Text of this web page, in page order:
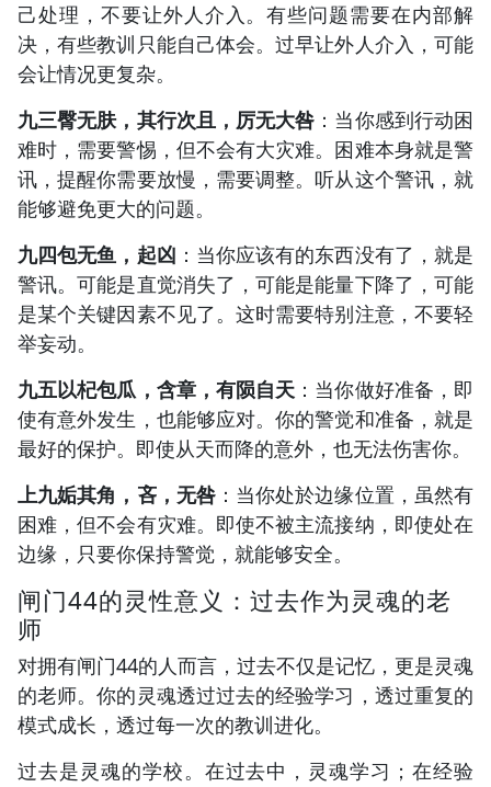
己处理，不要让外人介入。有些问题需要在内部解
决，有些教训只能自己体会。过早让外人介入，可能
会让情况更复杂。
九三臀无肤，其行次且，厉无大咎 ：当你感到行动困
难时，需要警惕，但不会有大灾难。困难本身就是警
讯，提醒你需要放慢，需要调整。听从这个警讯，就
能够避免更大的问题。
九四包无鱼，起凶 ：当你应该有的东西没有了，就是
警讯。可能是直觉消失了，可能是能量下降了，可能
是某个关键因素不见了。这时需要特别注意，不要轻
举妄动。
九五以杞包瓜，含章，有陨自天 ：当你做好准备，即
使有意外发生，也能够应对。你的警觉和准备，就是
最好的保护。即使从天而降的意外，也无法伤害你。
上九姤其角，吝，无咎：当你处於边缘位置，虽然有
困难，但不会有灾难。即使不被主流接纳，即使处在
边缘，只要你保持警觉，就能够安全。
闸门44的灵性意义：过去作为灵魂的老
师
对拥有闸门44的人而言，过去不仅是记忆，更是灵魂
的老师。你的灵魂透过过去的经验学习，透过重复的
模式成长，透过每一次的教训进化。
过去是灵魂的学校。在过去中，灵魂学习；在经验